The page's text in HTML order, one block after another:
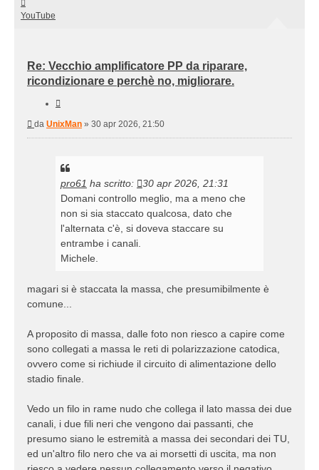
UnixMan
YouTube
Re: Vecchio amplificatore PP da riparare,
ricondizionare e perchè no, migliorare.
Messaggio
da UnixMan » 30 apr 2026, 21:50
pro61 ha scritto:
30 apr 2026, 21:31
Domani controllo meglio, ma a meno che
non si sia staccato qualcosa, dato che
l'alternata c'è, si doveva staccare su
entrambe i canali.
Michele.
magari si è staccata la massa, che presumibilmente è
comune...
A proposito di massa, dalle foto non riesco a capire come
sono collegati a massa le reti di polarizzazione catodica,
ovvero come si richiude il circuito di alimentazione dello
stadio finale.
Vedo un filo in rame nudo che collega il lato massa dei due
canali, i due fili neri che vengono dai passanti, che
presumo siano le estremità a massa dei secondari dei TU,
ed un'altro filo nero che va ai morsetti di uscita, ma non